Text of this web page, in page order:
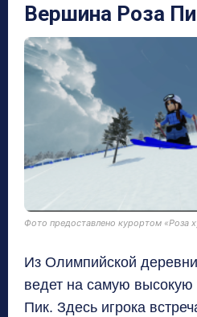
Вершина Роза
Фото предоставлено курортом «Роза
Из Олимпийской
ведет на самую
Пик. Здесь игрока